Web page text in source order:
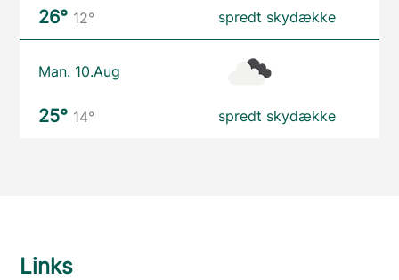
26° 12° spredt skydække
Man. 10.Aug
25° 14° spredt skydække
Links